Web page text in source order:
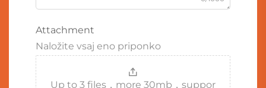
Attachment
Naložite vsaj eno priponko
Up to 3 files，more 30mb，suppor